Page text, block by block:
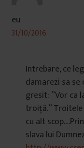
eu
31/10/2016
Intrebare, ce
damarezi sa
gresit: ”Vor ca
troiță.”
cu alt
slava lui